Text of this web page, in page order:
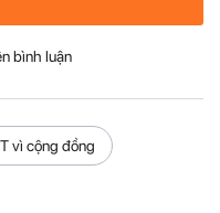
bình luận
vì cộng đồng